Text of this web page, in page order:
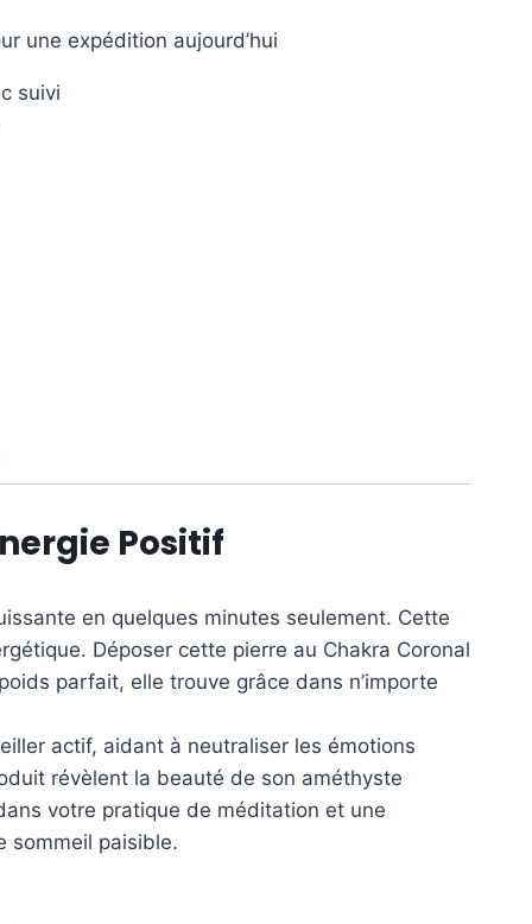
une expédition aujourd’hui
suivi
Positif
en quelques minutes seulement. Cette
Déposer cette pierre au Chakra Coronal
parfait, elle trouve grâce dans n’importe
actif, aidant à neutraliser les émotions
révèlent la beauté de son améthyste
votre pratique de méditation et une
sommeil paisible.